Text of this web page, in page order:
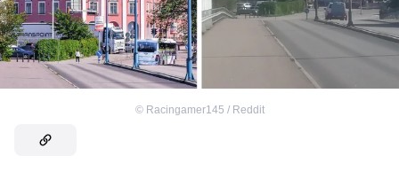
© Racingamer145 / Reddit